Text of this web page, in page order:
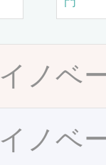
ノベ
ノベ